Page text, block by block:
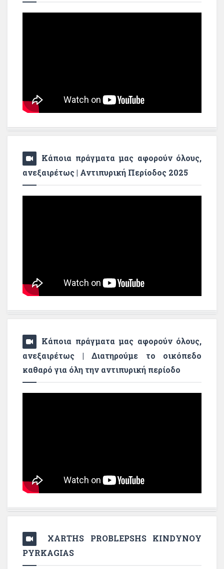
Κάποια πράγματα μας αφορούν όλους,
ανεξαιρέτως | Αντιπυρική Περίοδος 2025
Κάποια πράγματα μας αφορούν όλους,
ανεξαιρέτως | Διατηρούμε το οικόπεδο
καθαρό για όλη την αντιπυρική περίοδο
XARTHS PROBLEPSHS KINDYNOY
PYRKAGIAS